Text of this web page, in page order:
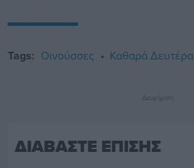
Tags: Οινούσσες Καθαρά Δευτέρα
Διαφήμιση
ΔΙΑΒΑΣΤΕ ΕΠΙΣΗΣ